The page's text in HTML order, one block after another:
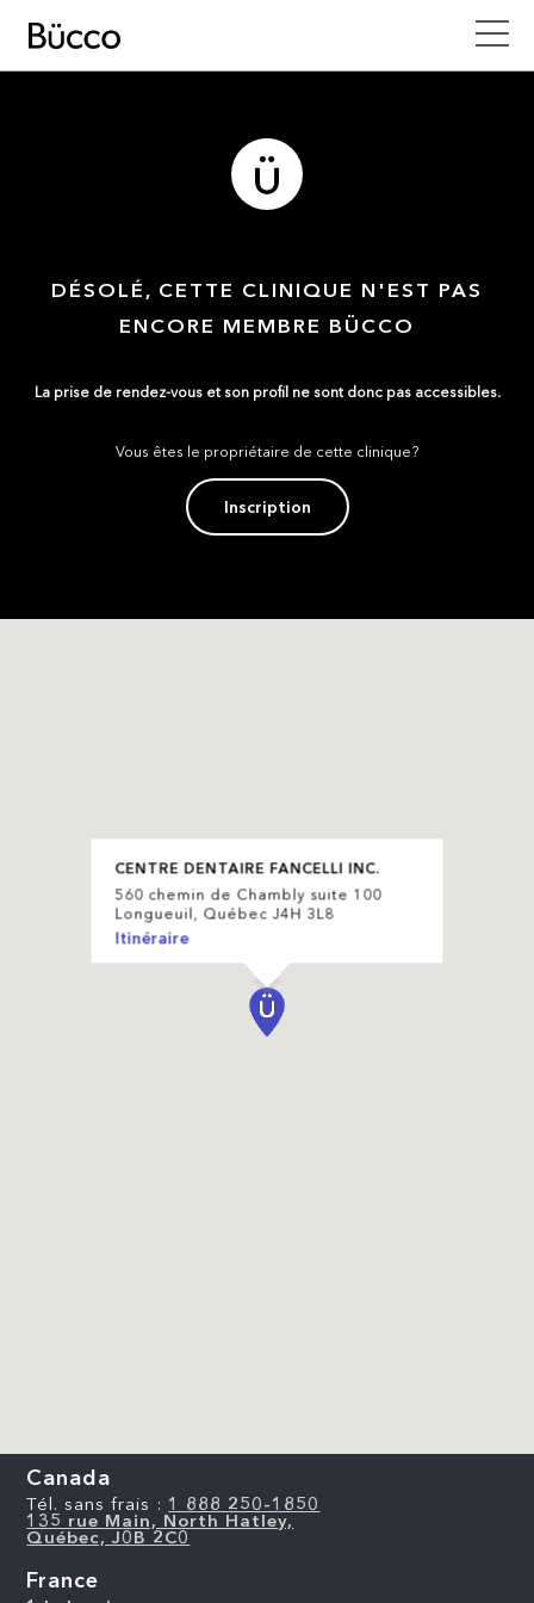
DÉSOLÉ, CETTE CLINIQUE N'EST PAS
ENCORE MEMBRE BÜCCO
La prise de rendez-vous et son profil ne sont donc pas accessibles.
Vous êtes le propriétaire de cette clinique?
Inscription
CENTRE DENTAIRE FANCELLI INC.
560 chemin de Chambly suite 100
Longueuil, Québec J4H 3L8
Itinéraire
Canada
Tél. sans frais : 1 888 250-1850
135 rue Main, North Hatley,
Québec, J0B 2C0
France